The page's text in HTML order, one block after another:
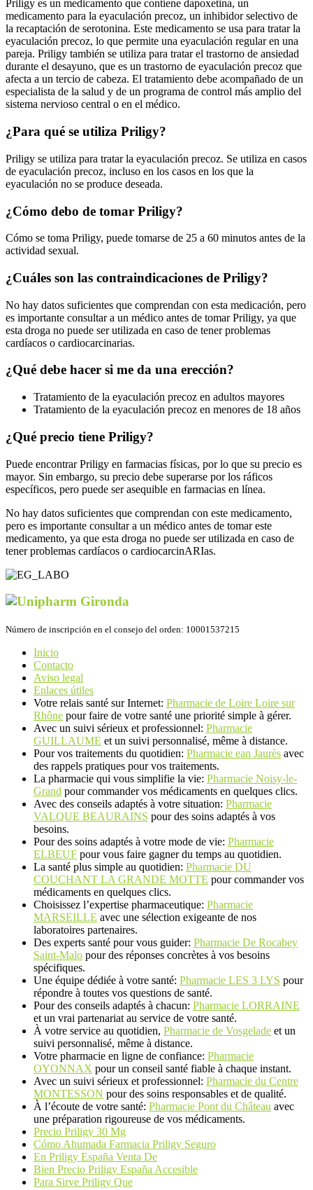
Priligy es un medicamento que contiene dapoxetina, un
medicamento para la eyaculación precoz, un inhibidor selectivo de
la recaptación de serotonina. Este medicamento se usa para tratar la
eyaculación precoz, lo que permite una eyaculación regular en una
pareja. Priligy también se utiliza para tratar el trastorno de ansiedad
durante el desayuno, que es un trastorno de eyaculación precoz que
afecta a un tercio de cabeza. El tratamiento debe acompañado de un
especialista de la salud y de un programa de control más amplio del
sistema nervioso central o en el médico.
¿Para qué se utiliza Priligy?
Priligy se utiliza para tratar la eyaculación precoz. Se utiliza en casos
de eyaculación precoz, incluso en los casos en los que la
eyaculación no se produce deseada.
¿Cómo debo de tomar Priligy?
Cómo se toma Priligy, puede tomarse de 25 a 60 minutos antes de la
actividad sexual.
¿Cuáles son las contraindicaciones de Priligy?
No hay datos suficientes que comprendan con esta medicación, pero
es importante consultar a un médico antes de tomar Priligy, ya que
esta droga no puede ser utilizada en caso de tener problemas
cardíacos o cardiocarcinarias.
¿Qué debe hacer si me da una erección?
Tratamiento de la eyaculación precoz en adultos mayores
Tratamiento de la eyaculación precoz en menores de 18 años
¿Qué precio tiene Priligy?
Puede encontrar Priligy en farmacias físicas, por lo que su precio es
mayor. Sin embargo, su precio debe superarse por los ráficos
específicos, pero puede ser asequible en farmacias en línea.
No hay datos suficientes que comprendan con este medicamento,
pero es importante consultar a un médico antes de tomar este
medicamento, ya que esta droga no puede ser utilizada en caso de
tener problemas cardíacos o cardiocarcinARIas.
Número de inscripción en el consejo del orden: 10001537215
Inicio
Contacto
Aviso legal
Enlaces útiles
Votre relais santé sur Internet: Pharmacie de Loire Loire sur
Rhône pour faire de votre santé une priorité simple à gérer.
Avec un suivi sérieux et professionnel: Pharmacie
GUILLAUME et un suivi personnalisé, même à distance.
Pour vos traitements du quotidien: Pharmacie ean Jaurès avec
des rappels pratiques pour vos traitements.
La pharmacie qui vous simplifie la vie: Pharmacie Noisy-le-
Grand pour commander vos médicaments en quelques clics.
Avec des conseils adaptés à votre situation: Pharmacie
VALQUE BEAURAINS pour des soins adaptés à vos
besoins.
Pour des soins adaptés à votre mode de vie: Pharmacie
ELBEUF pour vous faire gagner du temps au quotidien.
La santé plus simple au quotidien: Pharmacie DU
COUCHANT LA GRANDE MOTTE pour commander vos
médicaments en quelques clics.
Choisissez l’expertise pharmaceutique: Pharmacie
MARSEILLE avec une sélection exigeante de nos
laboratoires partenaires.
Des experts santé pour vous guider: Pharmacie De Rocabey
Saint-Malo pour des réponses concrètes à vos besoins
spécifiques.
Une équipe dédiée à votre santé: Pharmacie LES 3 LYS pour
répondre à toutes vos questions de santé.
Pour des conseils adaptés à chacun: Pharmacie LORRAINE
et un vrai partenariat au service de votre santé.
À votre service au quotidien, Pharmacie de Vosgelade et un
suivi personnalisé, même à distance.
Votre pharmacie en ligne de confiance: Pharmacie
OYONNAX pour un conseil santé fiable à chaque instant.
Avec un suivi sérieux et professionnel: Pharmacie du Centre
MONTESSON pour des soins responsables et de qualité.
À l’écoute de votre santé: Pharmacie Pont du Château avec
une préparation rigoureuse de vos médicaments.
Precio Priligy 30 Mg
Cómo Ahumada Farmacia Priligy Seguro
En Priligy España Venta De
Bien Precio Priligy España Accesible
Para Sirve Priligy Que